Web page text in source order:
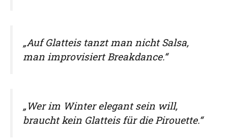
„Auf Glatteis tanzt man nicht Salsa,
man improvisiert Breakdance.“
„Wer im Winter elegant sein will,
braucht kein Glatteis für die Pirouette.“